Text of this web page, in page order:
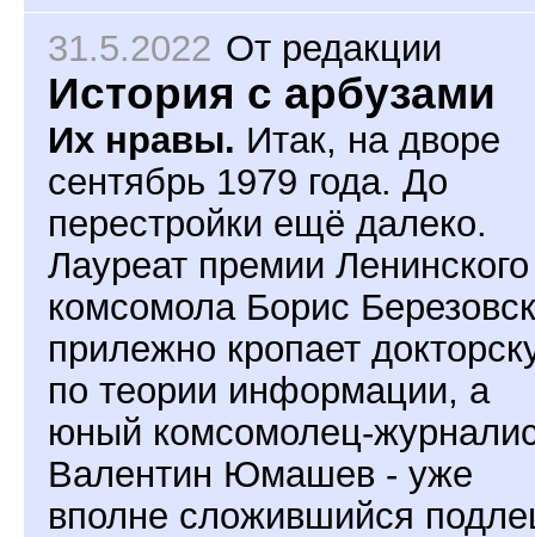
31.5.2022 От редакции
История с арбузами
Их нравы. Итак, на дворе
сентябрь 1979 года. До
перестройки ещё далеко.
Лауреат премии Ленинского
комсомола Борис
прилежно кропает
по теории информации, а
юный комсомолец-
Валентин Юмашев - уже
вполне сложившийся